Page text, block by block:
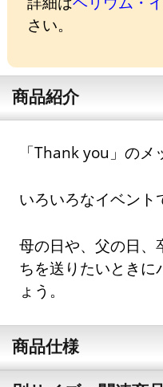
さい。
商品紹介
「Thank you」のメ
いろいろなイベント
母の日や、父の日、
ちを送りたいときに
ょう。
商品仕様